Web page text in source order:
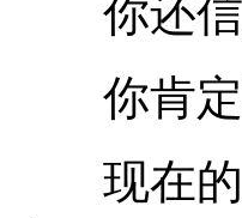
你还信
你肯定
现在的